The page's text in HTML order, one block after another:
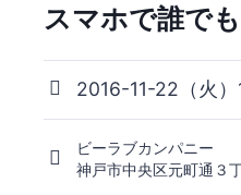
スマホで誰で
2016-11-22（火
ビーラブカンパニー
神戸市中央区元町通３